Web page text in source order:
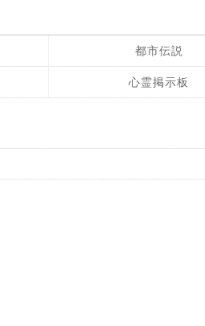
都市伝説
心霊掲示板